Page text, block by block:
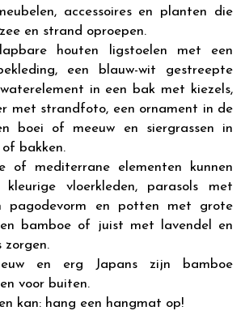
accessoires en planten die
en strand oproepen.
houten ligstoelen met een
een blauw-wit gestreepte
in een bak met kiezels,
met strandfoto, een ornament in de
boei of meeuw en siergrassen in
bakken.
of mediterrane elementen kunnen
vloerkleden, parasols met
pagodevorm en potten met grote
bamboe of juist met lavendel en
zorgen.
en erg Japans zijn bamboe
voor buiten.
kan: hang een hangmat op!